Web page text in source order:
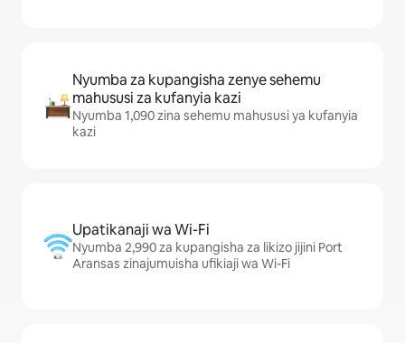
Nyumba za kupangisha zenye sehemu
mahususi za kufanyia kazi
Nyumba 1,090 zina sehemu mahususi ya kufanyia
kazi
Upatikanaji wa Wi-Fi
Nyumba 2,990 za kupangisha za likizo jijini Port
Aransas zinajumuisha ufikiaji wa Wi-Fi